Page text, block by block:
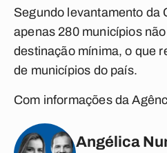
Segundo levantamento da
apenas 280 municípios
destinação mínima, o que
de municípios do país.
Com informações da
Angélica